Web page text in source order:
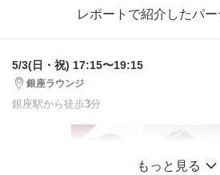
レポートで紹介したパ
5/3(日・祝) 17:15〜19:15
銀座ラウンジ
銀座駅から徒歩3分
もっと見る